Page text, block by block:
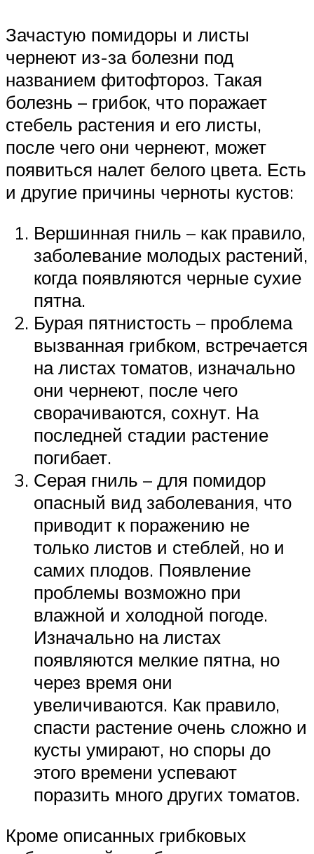
Зачастую помидоры и листы
чернеют из-за болезни под
названием фитофтороз. Такая
болезнь – грибок, что поражает
стебель растения и его листы,
после чего они чернеют, может
появиться налет белого цвета. Есть
и другие причины черноты кустов:
Вершинная гниль – как правило,
заболевание молодых растений,
когда появляются черные сухие
пятна.
Бурая пятнистость – проблема
вызванная грибком, встречается
на листах томатов, изначально
они чернеют, после чего
сворачиваются, сохнут. На
последней стадии растение
погибает.
Серая гниль – для помидор
опасный вид заболевания, что
приводит к поражению не
только листов и стеблей, но и
самих плодов. Появление
проблемы возможно при
влажной и холодной погоде.
Изначально на листах
появляются мелкие пятна, но
через время они
увеличиваются. Как правило,
спасти растение очень сложно и
кусты умирают, но споры до
этого времени успевают
поразить много других томатов.
Кроме описанных грибковых